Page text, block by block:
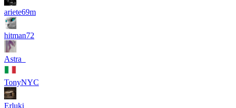
ariete69m
hitman72
Astra_
TonyNYC
Erluki